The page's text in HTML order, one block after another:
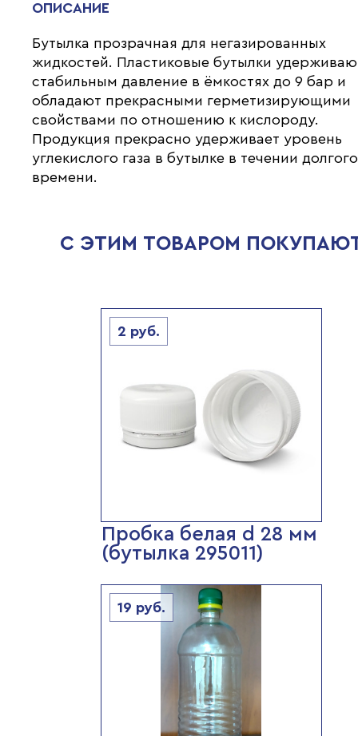
ОПИСАНИЕ
Бутылка прозрачная для негазированных
жидкостей. Пластиковые бутылки
стабильным давление в ёмкостях до 9 бар и
обладают прекрасными герметизирующими
свойствами по отношению к кислороду.
Продукция прекрасно удерживает уровень
углекислого газа в бутылке в течении долгого
времени.
С ЭТИМ ТОВАРОМ
2 руб.
Пробка белая d 28 мм
(бутылка 295011)
19 руб.